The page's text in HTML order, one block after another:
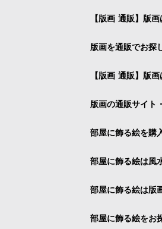
【版画 通販】版
版画を通販でお探
【版画 通販】版
版画の通販サイト
部屋に飾る絵を購
部屋に飾る絵は風
部屋に飾る絵は版
部屋に飾る絵をお